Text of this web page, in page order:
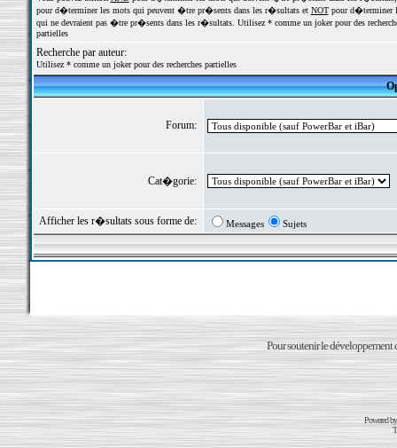
pour d�terminer les mots qui peuvent �tre pr�sents dans les r�sultats et NOTpour d�terminer
qui ne devraient pas �tre pr�sents dans les r�sultats. Utilisez * comme un joker pour des
partielles
Recherche par auteur:
Utilisez * comme un joker pour des recherches partielles
Forum:
Cat�gorie:
Afficher les r�sultats sous forme de: Messages Sujets
Pour soutenir le développement
Powered